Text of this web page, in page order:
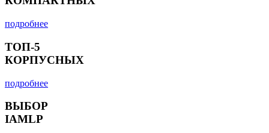
подробнее
ТОП-5
КОРПУСНЫХ
подробнее
ВЫБОР
IAMLP